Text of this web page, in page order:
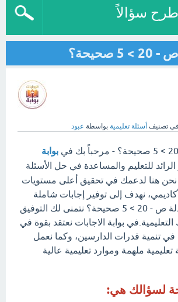
اطرح سؤالاً
في تصنيف أسئلة تعليمية بواسطة عبود
بوابة
للتعليم والمساعدة في حل الأسئلة
نحن هنا لدعمك في تحقيق أعلى مستويات
نهدف إلى توفير إجابات شاملة
لسؤالك هل المعادلة ص - 20 > 5 صحيحة؟ نتمنى لك التوفيق
بوابة الاجابات نعتقد بقوة في
في تنمية قدرات الدارسين، وكما نعمل
تعليمية ملهمة وموارد تعليمية عالية
لسؤالك هي: